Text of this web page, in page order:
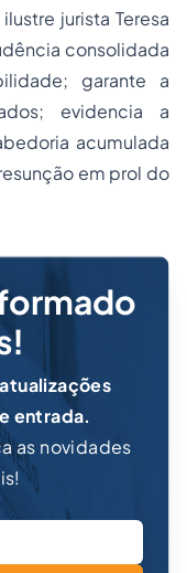
jurista Teresa
consolidada
garante a
evidencia a
acumulada
em prol do
entrada.
as novidades